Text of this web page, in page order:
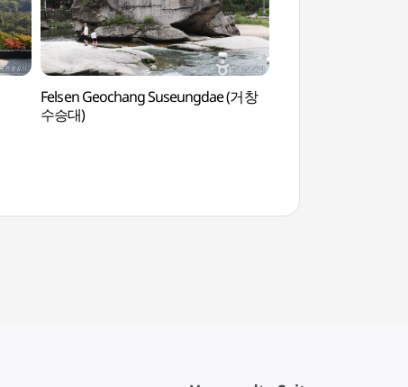
Felsen Geochang Suseungdae (거창
수승대)